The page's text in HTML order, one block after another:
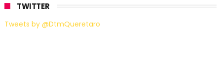
TWITTER
Tweets by @DtmQueretaro